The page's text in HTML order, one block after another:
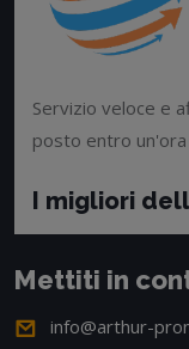
Servizio veloce e
posto entro un'ora
I migliori
Mettiti in
info@arthur-